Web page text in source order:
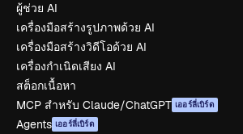
ผู้ช่วย AI
เครื่องมือสร้างรูปภาพด้วย AI
เครื่องมือสร้างวิดีโอด้วย AI
เครื่องกำเนิดเสียง AI
สต็อกเนื้อหา
MCP สำหรับ Claude/ChatGPT เออร์ลี่เบิร์ด
Agents เออร์ลี่เบิร์ด